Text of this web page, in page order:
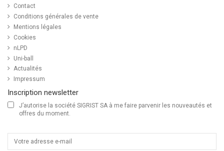
Contact
Conditions générales de vente
Mentions légales
Cookies
nLPD
Uni-ball
Actualités
Impressum
Inscription newsletter
J’autorise la société SIGRIST SA à me faire parvenir les nouveautés et
offres du moment.